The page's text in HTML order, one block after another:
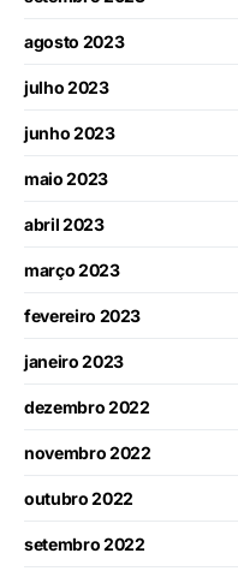
agosto 2023
julho 2023
junho 2023
maio 2023
abril 2023
março 2023
fevereiro 2023
janeiro 2023
dezembro 2022
novembro 2022
outubro 2022
setembro 2022